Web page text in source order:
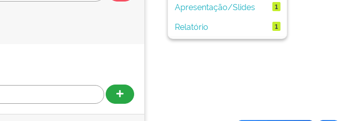
Apresentação/Slides
1
Relatório 1